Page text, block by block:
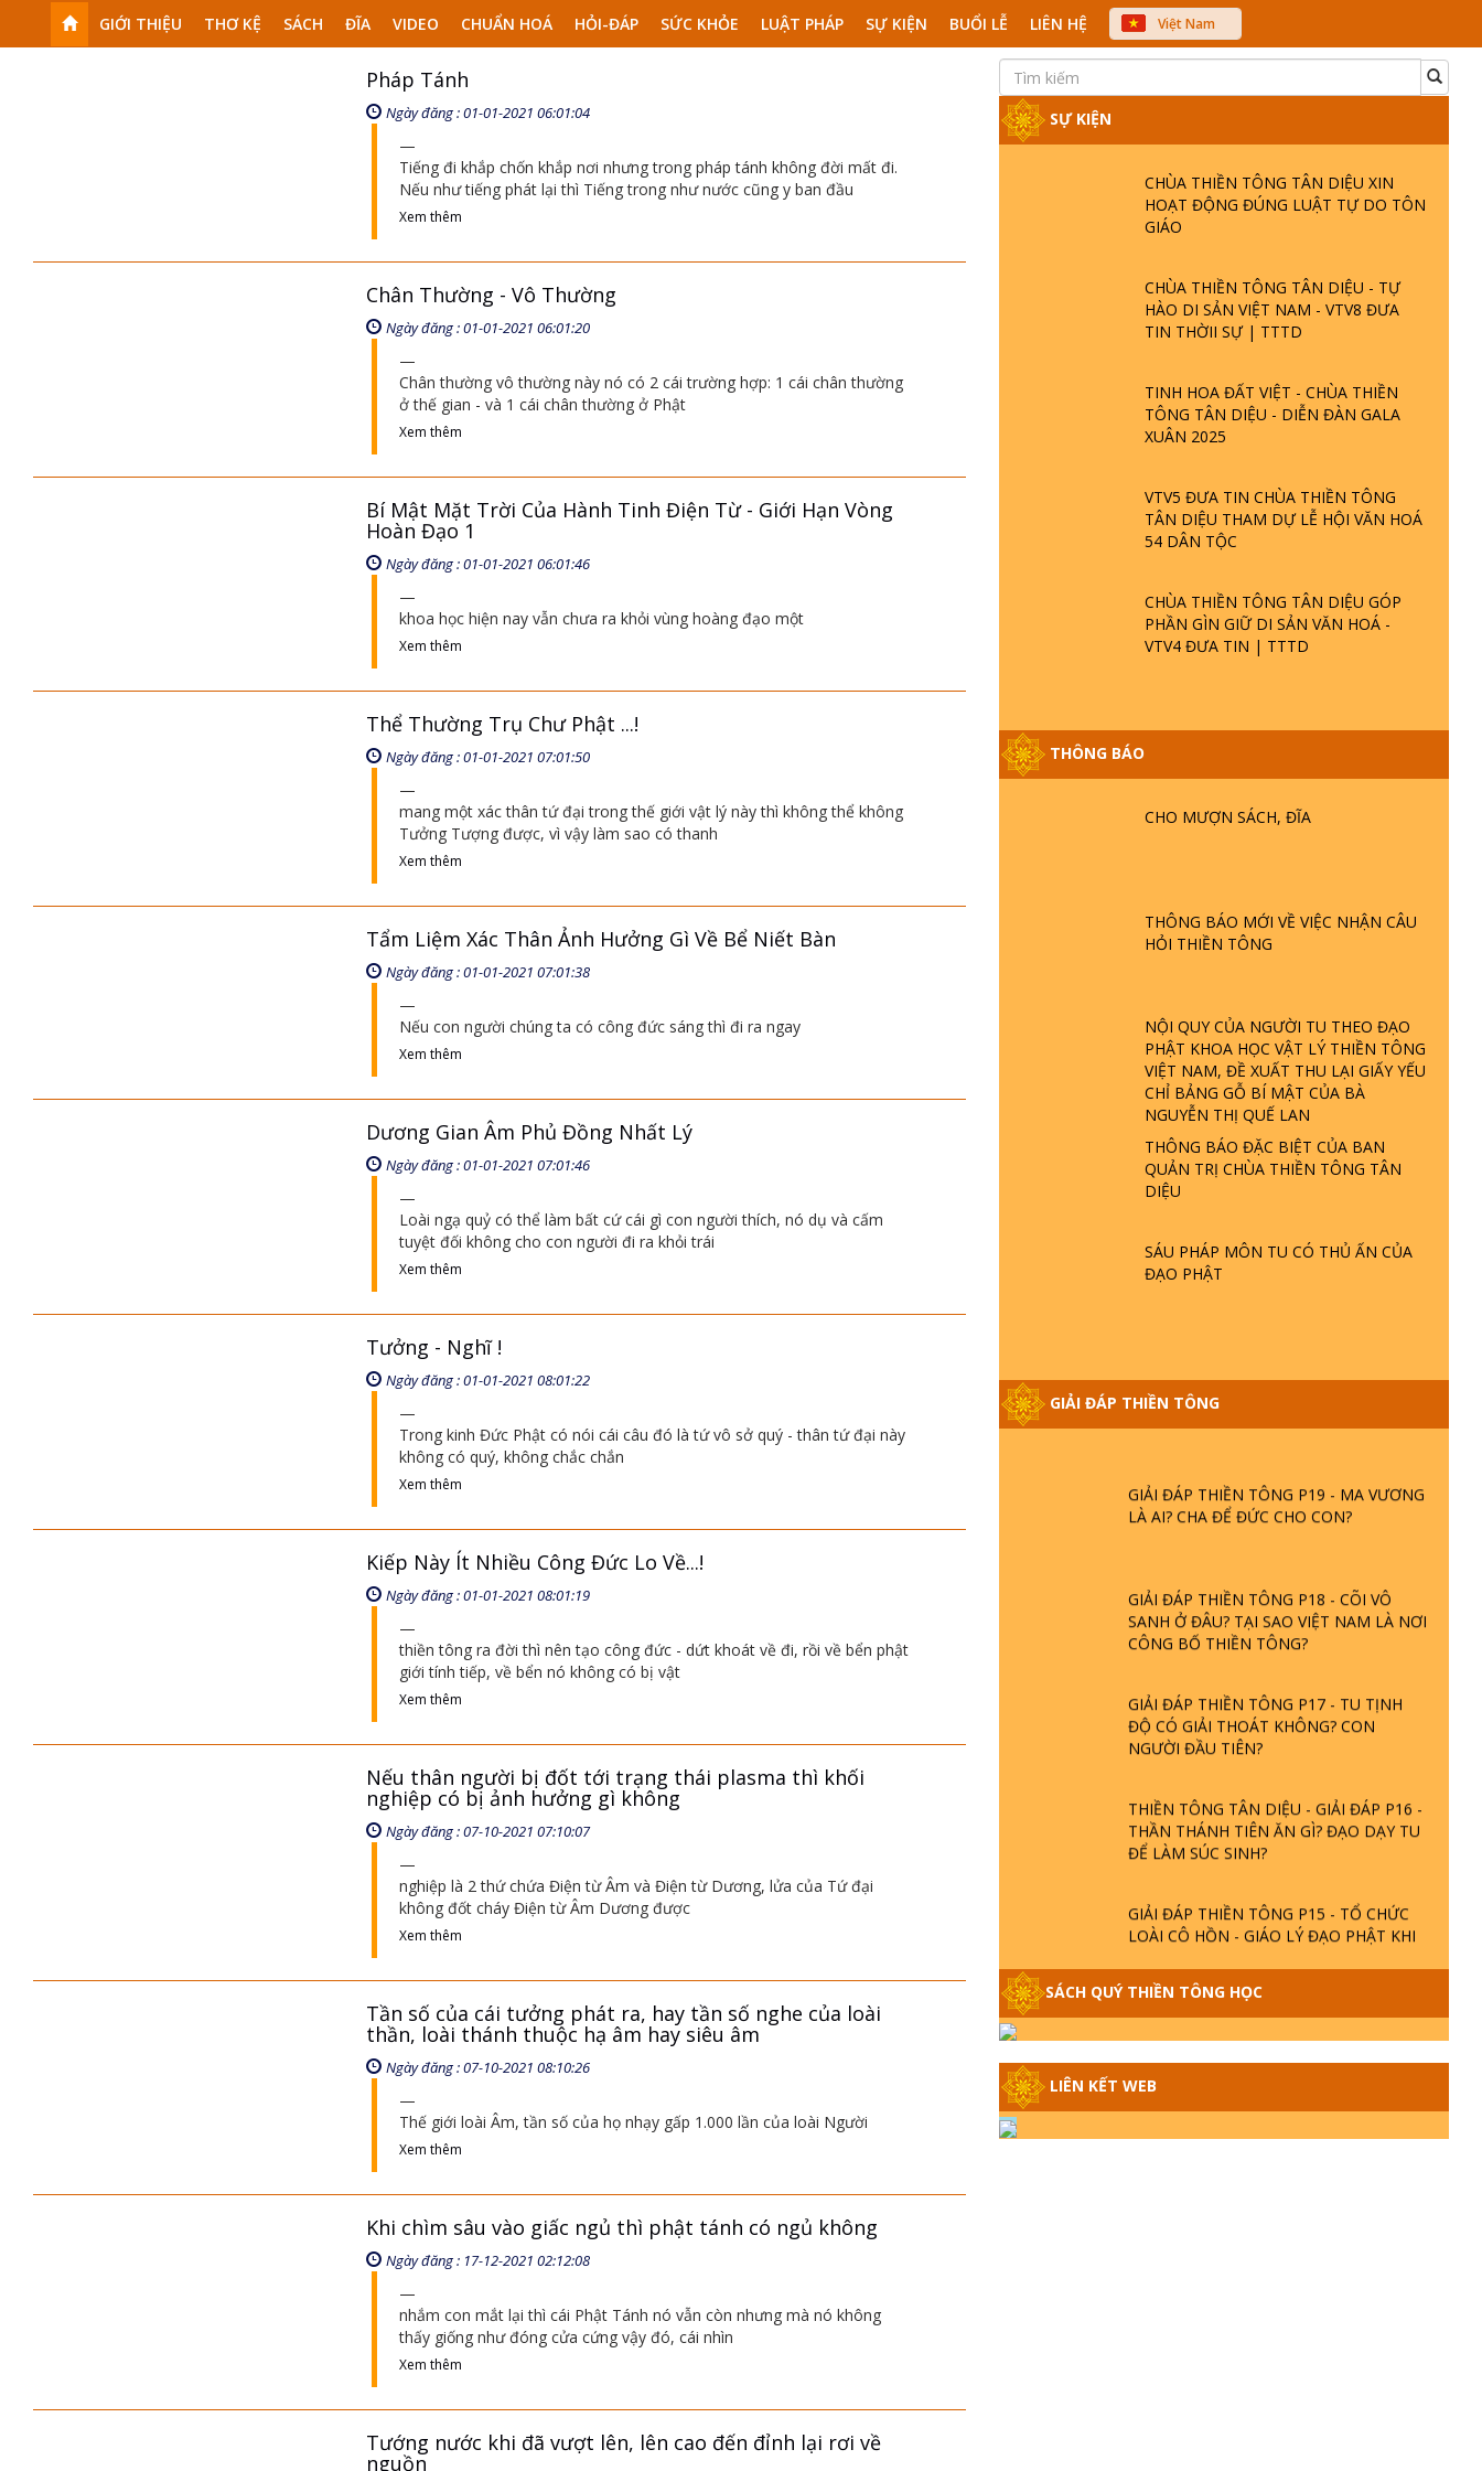
GIỚI THIỆU THƠ KỆ SÁCH ĐĨA VIDEO CHUẨN HOÁ HỎI-ĐÁP SỨC KHỎE LUẬT PHÁP SỰ KIỆN BUỔI LỄ LIÊN HỆ
Việt Nam
中文
Pháp Tánh
Ngày đăng : 01-01-2021 06:01:04
Tiếng đi khắp chốn khắp nơi nhưng trong pháp tánh không đời mất đi.
Nếu như tiếng phát lại thì Tiếng trong như nước cũng y ban đầu
Xem thêm
Chân Thường - Vô Thường
Ngày đăng : 01-01-2021 06:01:20
Chân thường vô thường này nó có 2 cái trường hợp: 1 cái chân thường
ở thế gian - và 1 cái chân thường ở Phật
Xem thêm
Bí Mật Mặt Trời Của Hành Tinh Điện Từ - Giới Hạn Vòng
Hoàn Đạo 1
Ngày đăng : 01-01-2021 06:01:46
khoa học hiện nay vẫn chưa ra khỏi vùng hoàng đạo một
Xem thêm
Thể Thường Trụ Chư Phật ...!
Ngày đăng : 01-01-2021 07:01:50
mang một xác thân tứ đại trong thế giới vật lý này thì không thể không
Tưởng Tượng được, vì vậy làm sao có thanh
Xem thêm
Tẩm Liệm Xác Thân Ảnh Hưởng Gì Về Bể Niết Bàn
Ngày đăng : 01-01-2021 07:01:38
Nếu con người chúng ta có công đức sáng thì đi ra ngay
Xem thêm
Dương Gian Âm Phủ Đồng Nhất Lý
Ngày đăng : 01-01-2021 07:01:46
Loài ngạ quỷ có thể làm bất cứ cái gì con người thích, nó dụ và cấm
tuyệt đối không cho con người đi ra khỏi trái
Xem thêm
Tưởng - Nghĩ !
Ngày đăng : 01-01-2021 08:01:22
Trong kinh Đức Phật có nói cái câu đó là tứ vô sở quý - thân tứ đại này
không có quý, không chắc chắn
Xem thêm
Kiếp Này Ít Nhiều Công Đức Lo Về...!
Ngày đăng : 01-01-2021 08:01:19
thiền tông ra đời thì nên tạo công đức - dứt khoát về đi, rồi về bển phật
giới tính tiếp, về bển nó không có bị vật
Xem thêm
Nếu thân người bị đốt tới trạng thái plasma thì khối
nghiệp có bị ảnh hưởng gì không
Ngày đăng : 07-10-2021 07:10:07
nghiệp là 2 thứ chứa Điện từ Âm và Điện từ Dương, lửa của Tứ đại
không đốt cháy Điện từ Âm Dương được
Xem thêm
Tần số của cái tưởng phát ra, hay tần số nghe của loài
thần, loài thánh thuộc hạ âm hay siêu âm
Ngày đăng : 07-10-2021 08:10:26
Thế giới loài Âm, tần số của họ nhạy gấp 1.000 lần của loài Người
Xem thêm
Khi chìm sâu vào giấc ngủ thì phật tánh có ngủ không
Ngày đăng : 17-12-2021 02:12:08
nhắm con mắt lại thì cái Phật Tánh nó vẫn còn nhưng mà nó không
thấy giống như đóng cửa cứng vậy đó, cái nhìn
Xem thêm
Tướng nước khi đã vượt lên, lên cao đến đỉnh lại rơi về
nguồn
SỰ KIỆN
CHÙA THIỀN TÔNG TÂN DIỆU XIN
HOẠT ĐỘNG ĐÚNG LUẬT TỰ DO TÔN
GIÁO
CHÙA THIỀN TÔNG TÂN DIỆU - TỰ
HÀO DI SẢN VIỆT NAM - VTV8 ĐƯA
TIN THỜII SỰ | TTTD
TINH HOA ĐẤT VIỆT - CHÙA THIỀN
TÔNG TÂN DIỆU - DIỄN ĐÀN GALA
XUÂN 2025
VTV5 ĐƯA TIN CHÙA THIỀN TÔNG
TÂN DIỆU THAM DỰ LỄ HỘI VĂN HOÁ
54 DÂN TỘC
CHÙA THIỀN TÔNG TÂN DIỆU GÓP
PHẦN GÌN GIỮ DI SẢN VĂN HOÁ -
VTV4 ĐƯA TIN | TTTD
THÔNG BÁO
CHO MƯỢN SÁCH, ĐĨA
THÔNG BÁO MỚI VỀ VIỆC NHẬN CÂU
HỎI THIỀN TÔNG
NỘI QUY CỦA NGƯỜI TU THEO ĐẠO
PHẬT KHOA HỌC VẬT LÝ THIỀN TÔNG
VIỆT NAM, ĐỀ XUẤT THU LẠI GIẤY YẾU
CHỈ BẢNG GỖ BÍ MẬT CỦA BÀ
NGUYỄN THỊ QUẾ LAN
THÔNG BÁO ĐẶC BIỆT CỦA BAN
QUẢN TRỊ CHÙA THIỀN TÔNG TÂN
DIỆU
SÁU PHÁP MÔN TU CÓ THỦ ẤN CỦA
ĐẠO PHẬT
GIẢI ĐÁP THIỀN TÔNG
GIẢI ĐÁP ĐẶC BIỆT P25 - SUỐT 49 NĂM
TTTD
GIẢI ĐÁP ĐẶC BIỆT P23 - THIÊN ĐÀNG Ở
GIẢI ĐÁP THIỀN TÔNG ĐẶC BIỆT P22 -
TẠI SAO TRÁI ĐẤT NHIỀU THIÊN TAI - LŨ
LỤT - HỎA HOẠN | TTTD
GIẢI ĐÁP THIỀN TÔNG ĐẶC BIỆT P21 -
TẠI SAO ĐỨC PHẬT BƯỚC ĐI 7 BƯỚC
GIẢI ĐÁP VỀ LỄ TIỄN THIỀN TÔNG SƯ
20 - BÁC NGUYỄN NHÂN LÀ AI? PHIỀN
LÀ AI? CHA ĐỂ ĐỨC CHO CON?
SANH Ở ĐÂU? TẠI SAO VIỆT NAM LÀ NƠI
CÔNG BỐ THIỀN TÔNG?
ĐỘ CÓ GIẢI THOÁT KHÔNG? CON
NGƯỜI ĐẦU TIÊN?
THẦN THÁNH TIÊN ĂN GÌ? ĐẠO DẠY TU
ĐỂ LÀM SÚC SINH?
GIẢI ĐÁP THIỀN TÔNG P15 - TỔ CHỨC
LOÀI CÔ HỒN - GIÁO LÝ ĐẠO PHẬT KHI
NÀO XUẤT BẢN
GIẢI ĐÁP THIỀN TÔNG ĐẶC BIỆT - P14 -
NGUỒN GỐC ÂM LỊCH DƯƠNG LỊCH -
TẦNG BÌNH LƯU LỚN ĐẾN ĐÂU
GIẢI ĐÁP THIỀN TÔNG ĐẶC BIỆT - P13 -
SÁCH QUÝ THIỀN TÔNG HỌC
LIÊN KẾT WEB